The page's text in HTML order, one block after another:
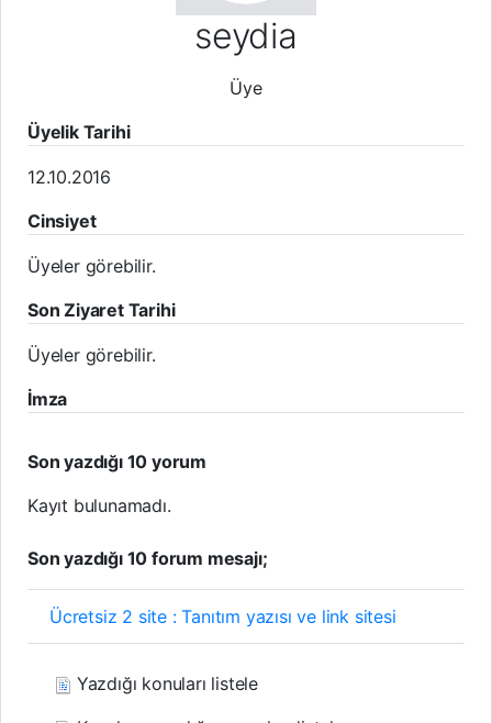
seydia
Üye
Üyelik Tarihi
12.10.2016
Cinsiyet
Üyeler görebilir.
Son Ziyaret Tarihi
Üyeler görebilir.
İmza
Son yazdığı 10 yorum
Kayıt bulunamadı.
Son yazdığı 10 forum mesajı;
Ücretsiz 2 site : Tanıtım yazısı ve link sitesi
Yazdığı konuları listele